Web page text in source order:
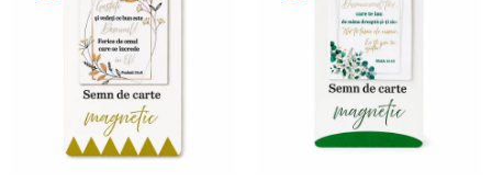
Contemporaneitate
Devotional
Lupta Spirituala
Schimbarea caracterului